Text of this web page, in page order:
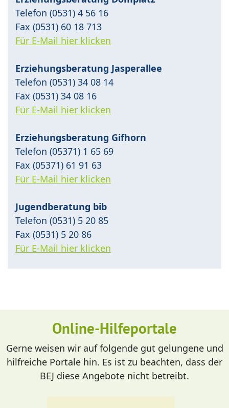
Telefon (0531) 4 56 16
Fax (0531) 60 18 713
Für E-Mail hier klicken
Erziehungsberatung Jasperallee
Telefon (0531) 34 08 14
Fax (0531) 34 08 16
Für E-Mail hier klicken
Erziehungsberatung Gifhorn
Telefon (05371) 1 65 69
Fax (05371) 61 91 63
Für E-Mail hier klicken
Jugendberatung bib
Telefon (0531) 5 20 85
Fax (0531) 5 20 86
Für E-Mail hier klicken
Online-Hilfeportale
Gerne weisen wir auf folgende gut gelungene und
hilfreiche Portale hin. Es ist zu beachten, dass der
BEJ diese Angebote nicht betreibt.